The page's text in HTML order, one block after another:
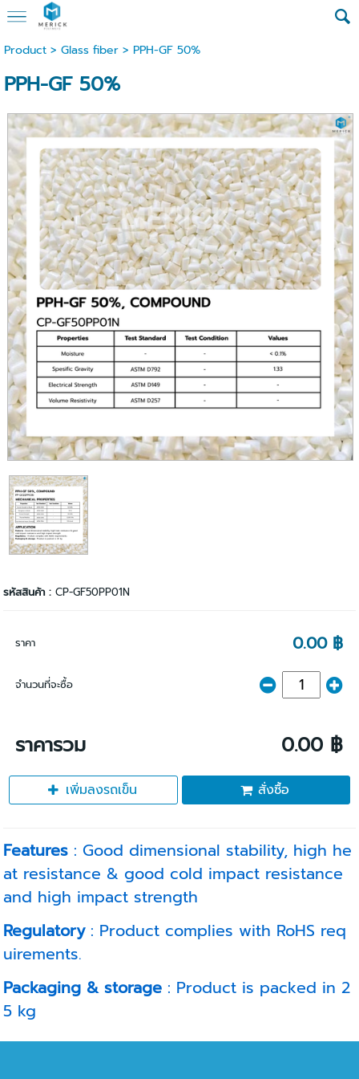
Product> Glass fiber> PPH-GF 50%
PPH-GF 50%
รหัสสินค้า :CP-GF50PP01N
ราคา 0.00 ฿
จำนวนที่จะซื้อ
ราคารวม 0.00 ฿
เพิ่มลงรถเข็น สั่งซื้อ
Features : Good dimensional stability, high he
at resistance & good cold impact resistance
and high impact strength
Regulatory: Product complies with RoHS req
uirements.
Packaging & storage : Product is packed in 2
5 kg